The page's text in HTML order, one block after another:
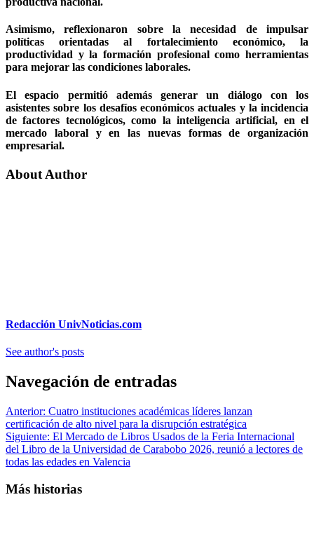
Asimismo, reflexionaron sobre la necesidad de impulsar
políticas orientadas al fortalecimiento económico, la
productividad y la formación profesional como herramientas
para mejorar las condiciones laborales.
El espacio permitió además generar un diálogo con los
asistentes sobre los desafíos económicos actuales y la incidencia
de factores tecnológicos, como la inteligencia artificial, en el
mercado laboral y en las nuevas formas de organización
empresarial.
About Author
Redacción UnivNoticias.com
See author's posts
Navegación de entradas
Anterior: Cuatro instituciones académicas líderes lanzan
certificación de alto nivel para la disrupción estratégica
Siguiente: El Mercado de Libros Usados de la Feria Internacional
del Libro de la Universidad de Carabobo 2026, reunió a lectores de
todas las edades en Valencia
Más historias